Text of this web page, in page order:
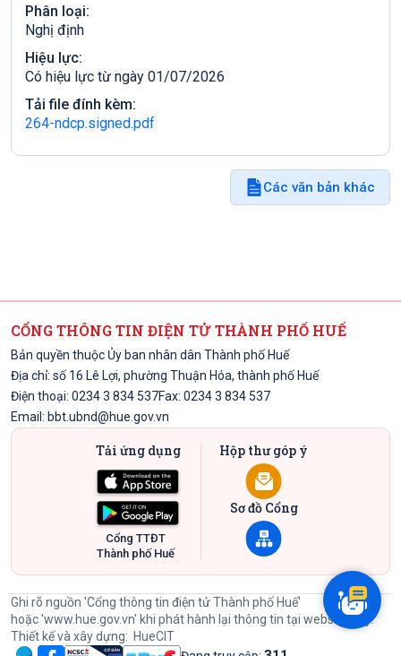
Phân loại:
Nghị định
Hiệu lực:
Có hiệu lực từ ngày 01/07/2026
Tải file đính kèm:
264-ndcp.signed.pdf
Các văn bản khác
CỔNG THÔNG TIN ĐIỆN TỬ THÀNH PHỐ HUẾ
Bản quyền thuộc Ủy ban nhân dân Thành phố Huế
Địa chỉ: số 16 Lê Lợi, phường Thuận Hóa, thành phố Huế
Điện thoại: 0234 3 834 537Fax: 0234 3 834 537
Email: bbt.ubnd@hue.gov.vn
Tải ứng dụng
Cổng TTĐT
Thành phố Huế
Hộp thư góp ý
Sơ đồ Cổng
Ghi rõ nguồn 'Cổng thông tin điện tử Thành phố Huế'
hoặc'www.hue.gov.vn' khi phát hành lại thông tin tại website này.
Thiết kế và xây dựng: HueCIT